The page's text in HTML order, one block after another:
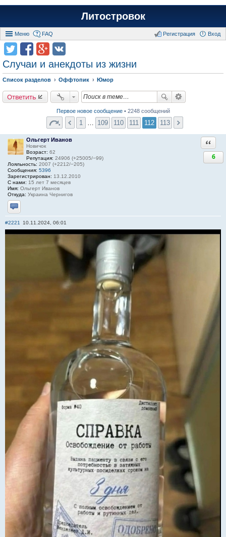
Литостровок
Меню FAQ Вход
Регистрация
Случаи и анекдоты из жизни
Список разделов Оффтопик Юмор
Ответить
Первое новое сообщение• 2248 сообщений
1 109 110 111 112 113
Ольгерт Иванов
Новичок
Возраст: 62
Репутация: 24906 (+25005/−99)
Лояльность: 2007 (+2212/−205)
Сообщения: 5396
Зарегистрирован: 13.12.2010
С нами: 15 лет 7 месяцев
Имя: Ольгерт Иванов
Откуда: Украина Чернигов
Отправить личное сообщение
6
#2221 10.11.2024, 06:01